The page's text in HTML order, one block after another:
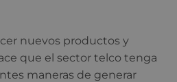
nuevos productos y
que el sector telco tenga
maneras de generar